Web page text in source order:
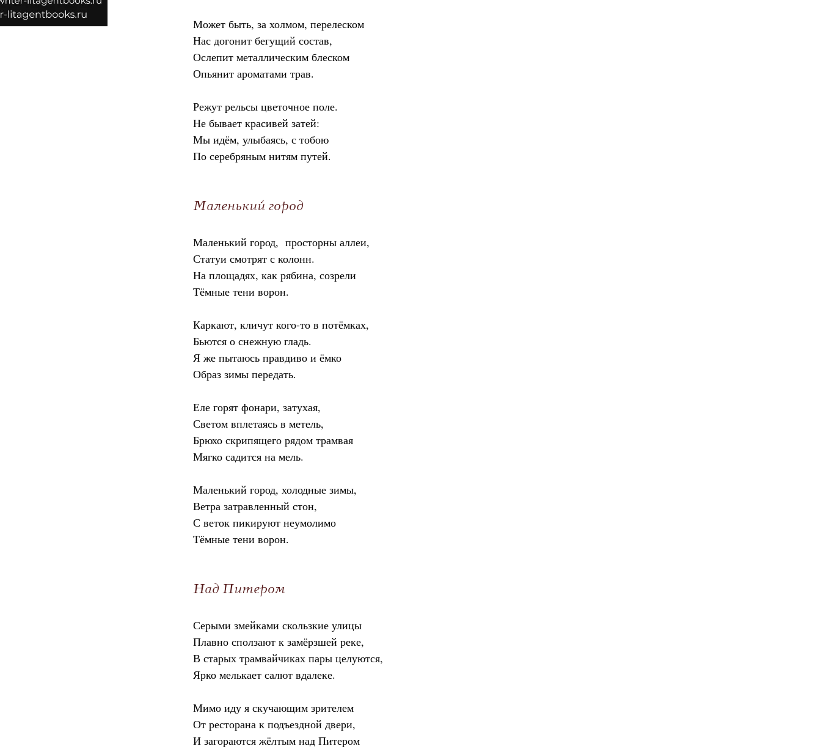
Может быть, за холмом, перелеском
Нас догонит бегущий состав,
Ослепит металлическим блеском
Опьянит ароматами трав.
Режут рельсы цветочное поле.
Не бывает красивей затей:
Мы идём, улыбаясь, с тобою
По серебряным нитям путей.
Маленький город
Маленький город,  просторны аллеи,
Статуи смотрят с колонн.
На площадях, как рябина, созрели
Тёмные тени ворон.
Каркают, кличут кого-то в потёмках,
Бьются о снежную гладь.
Я же пытаюсь правдиво и ёмко
Образ зимы передать.
Еле горят фонари, затухая,
Светом вплетаясь в метель,
Брюхо скрипящего рядом трамвая
Мягко садится на мель.
Маленький город, холодные зимы,
Ветра затравленный стон,
С веток пикируют неумолимо
Тёмные тени ворон.
Над Питером
Серыми змейками скользкие улицы
Плавно сползают к замёрзшей реке,
В старых трамвайчиках пары целуются,
Ярко мелькает салют вдалеке.
Мимо иду я скучающим зрителем
От ресторана к подъездной двери,
И загораются жёлтым над Питером